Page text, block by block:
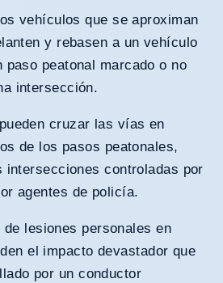
vehículos que se aproximan
y rebasen a un vehículo
paso peatonal marcado o no
intersección.
cruzar las vías en
de los pasos peatonales,
intersecciones controladas por
agentes de policía.
de lesiones personales en
el impacto devastador que
por un conductor